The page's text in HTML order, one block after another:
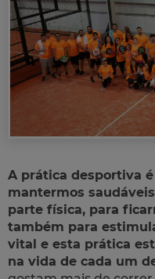
A prática desportiva
mantermos
parte física, para
também para
vital e esta prática
na vida de cada um